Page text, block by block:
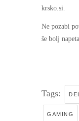
krsko.si.
Ne pozabi
še bolj
Tags:
GAMING